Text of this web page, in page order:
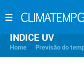
INDICE UV
Home Previsão do